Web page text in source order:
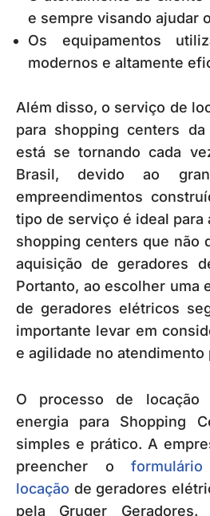
e sempre visando ajudar
Os equipamentos
modernos e altamente
Além disso, o serviço de
para shopping centers da
está se tornando cada
Brasil, devido ao
empreendimentos
tipo de serviço é ideal para
shopping centers que não
aquisição de geradores
Portanto, ao escolher uma
de geradores elétricos
importante levar em
e agilidade no atendimento
O processo de locação
energia para Shopping
simples e prático. A
preencher o
locação de geradores
pela Gruger